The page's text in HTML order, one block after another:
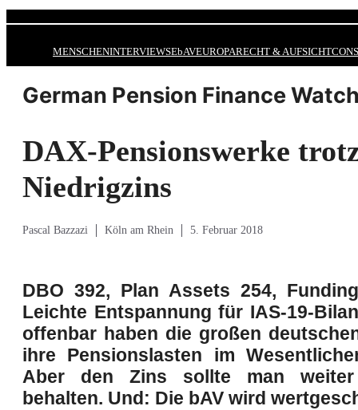
MENSCHENINTERVIEWSEbAVEUROPARECHT & AUFSICHT
German Pension Finance
DAX-Pensionswerke
Niedrigzins
Pascal Bazzazi Köln am Rhein 5. Februar 2018
DBO 392, Plan Assets 254,
Leichte Entspannung für IAS-19-
offenbar haben die großen
ihre Pensionslasten im
Aber den Zins sollte man
behalten. Und: Die bAV wird